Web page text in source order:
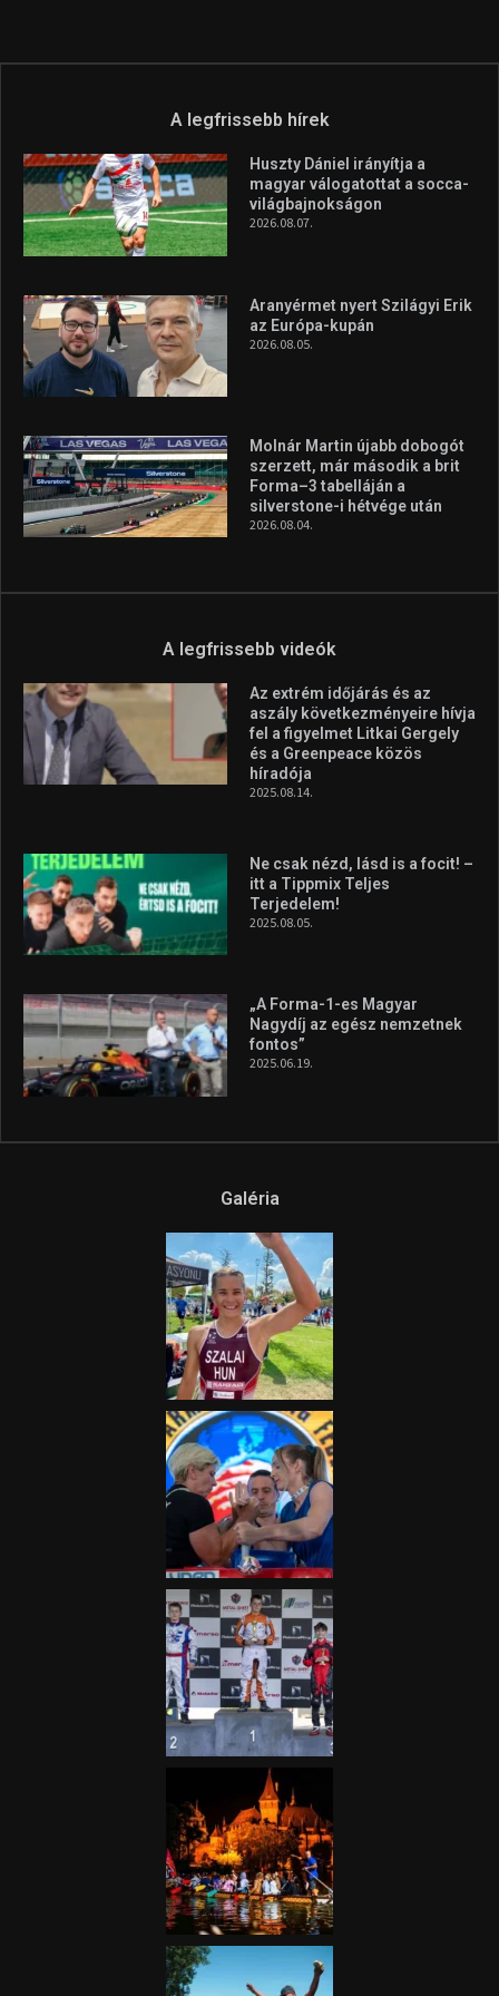
A legfrissebb hírek
Huszty Dániel irányítja a
magyar válogatottat a socca-
világbajnokságon
2026.08.07.
Aranyérmet nyert Szilágyi Erik
az Európa-kupán
2026.08.05.
Molnár Martin újabb dobogót
szerzett, már második a brit
Forma–3 tabelláján a
silverstone-i hétvége után
2026.08.04.
A legfrissebb videók
Az extrém időjárás és az
aszály következményeire hívja
fel a figyelmet Litkai Gergely
és a Greenpeace közös
híradója
2025.08.14.
Ne csak nézd, lásd is a focit! –
itt a Tippmix Teljes
Terjedelem!
2025.08.05.
„A Forma-1-es Magyar
Nagydíj az egész nemzetnek
fontos”
2025.06.19.
Galéria